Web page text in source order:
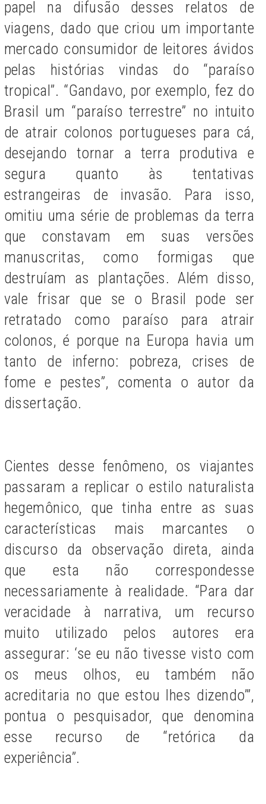
papel na difusão desses relatos de
viagens, dado que criou um importante
mercado consumidor de leitores ávidos
pelas histórias vindas do “paraíso
tropical”. “Gandavo, por exemplo, fez do
Brasil um “paraíso terrestre” no intuito
de atrair colonos portugueses para cá,
desejando tornar a terra produtiva e
segura quanto às tentativas
estrangeiras de invasão. Para isso,
omitiu uma série de problemas da terra
que constavam em suas versões
manuscritas, como formigas que
destruíam as plantações. Além disso,
vale frisar que se o Brasil pode ser
retratado como paraíso para atrair
colonos, é porque na Europa havia um
tanto de inferno: pobreza, crises de
fome e pestes”, comenta o autor da
dissertação.
Cientes desse fenômeno, os viajantes
passaram a replicar o estilo naturalista
hegemônico, que tinha entre as suas
características mais marcantes o
discurso da observação direta, ainda
que esta não correspondesse
necessariamente à realidade. “Para dar
veracidade à narrativa, um recurso
muito utilizado pelos autores era
assegurar: ‘se eu não tivesse visto com
os meus olhos, eu também não
acreditaria no que estou lhes dizendo’”,
pontua o pesquisador, que denomina
esse recurso de “retórica da
experiência”.